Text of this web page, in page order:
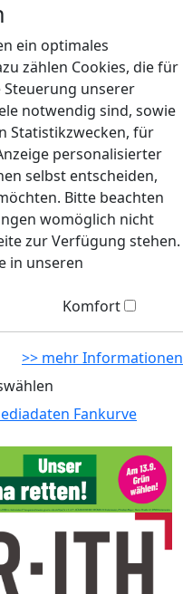
ein optimales
zählen Cookies, die für
unserer
notwendig sind, sowie
Statistikzwecken, für
personalisierter
selbst entscheiden,
Bitte beachten
womöglich nicht
zur Verfügung stehen.
in unseren
Komfort
>> mehr Informationen
Fankurve